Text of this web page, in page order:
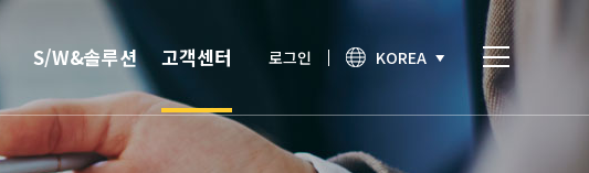
S/W&솔루션
부가서비스
고객센터 로그인 KOREA